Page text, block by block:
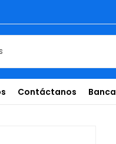
Contáctanos